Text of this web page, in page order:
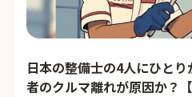
日本の整備士の4人にひと
者のクルマ離れが原因か？